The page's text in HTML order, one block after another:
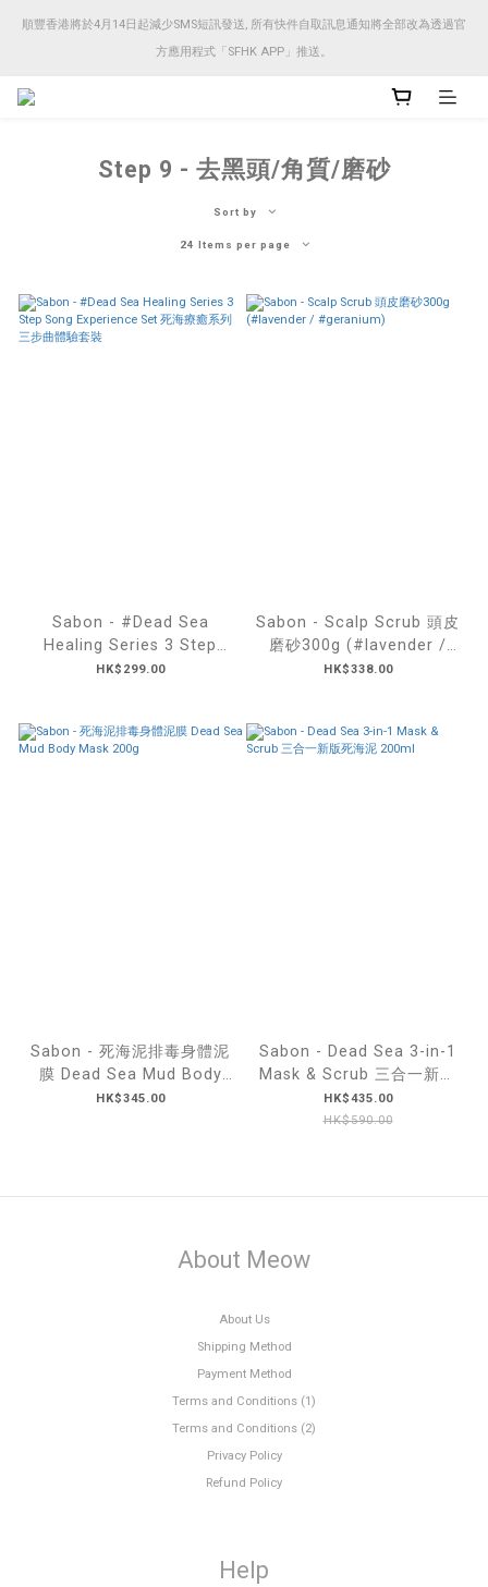
順豐香港將於4月14日起減少SMS短訊發送, 所有快件自取訊息通知將全部改為透過官
方應用程式「SFHK APP」推送。
順豐香港將於4月14日起減少SMS短訊發送, 所有快件自取訊息通知將全部改為透過官
方應用程式「SFHK APP」推送。
順豐香港將於4月14日起減少SMS短訊發送, 所有快件自取訊息通知將全部改為透過官
Step 9 - 去黑頭/角質/磨砂
Sort by
24 Items per page
Sabon - #Dead Sea
Healing Series 3 Step
Song Experience Set 死海
HK$299.00
Sabon - Scalp Scrub 頭皮
磨砂300g (#lavender /
#geranium)
HK$338.00
Sabon - 死海泥排毒身體泥
膜 Dead Sea Mud Body
Mask 200g
HK$345.00
Sabon - Dead Sea 3-in-1
Mask & Scrub 三合一新版
死海泥 200ml
HK$435.00
HK$590.00
About Meow
About Us
Shipping Method
Payment Method
Terms and Conditions (1)
Terms and Conditions (2)
Privacy Policy
Refund Policy
Help